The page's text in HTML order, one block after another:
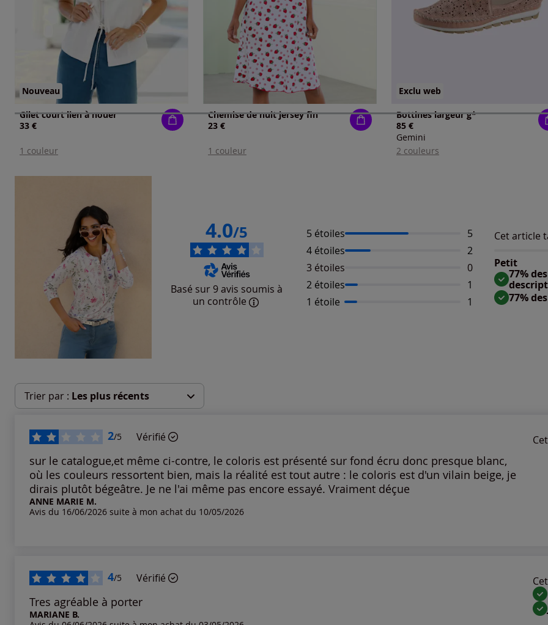
Nouveau
Gilet court lien à nouer
33 €
1 couleur
Chemise de nuit jersey fin
23 €
1 couleur
Exclu web
Bottines largeur g*
85 €
Gemini
2 couleurs
4.0/5
Basé sur 9 avis soumis à
un contrôle
5 étoiles Nombre d'avis :
5
4 étoiles
Nombre d'avis :
2
3 étoiles
Aucun avis
0
2 étoiles
Nombre d'avis :
1
1 étoile
Nombre d'avis :
1
Cet article
Petit
Répartition
Taille
77%
77%
Trier par : Les plus récents
Les plus anciens
Notes les plus élevées
2/5 Vérifié
sur le catalogue,et même ci-contre, le coloris est présenté sur fond écru donc presque blanc,
où les couleurs ressortent bien, mais la réalité est tout autre : le coloris est d'un vilain beige, je
dirais plutôt bégeâtre. Je ne l'ai même pas encore essayé. Vraiment déçue
ANNE MARIE M.
Avis du 16/06/2026 suite à mon achat du 10/05/2026
4/5 Vérifié
Tres agréable à porter
MARIANE B.